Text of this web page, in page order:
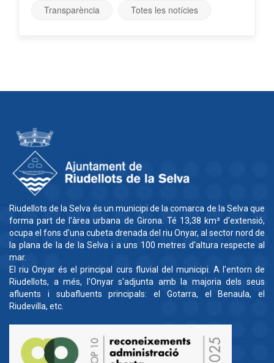
Transparència
Totes les notícies
Riudellots de la Selva és un municipi de la comarca de la Selva que
forma part de l'àrea urbana de Girona. Té 13,38 km² d'extensió,
ocupa el fons d'una cubeta drenada del riu Onyar, al sector nord de
la plana de la de la Selva i a uns 100 metres d'altura respecte al
mar.
El riu Onyar és el principal curs fluvial del municipi. A l'entorn de
Riudellots, a més, l'Onyar s'adjunta amb la majoria dels seus
afluents i subafluents principals: el Gotarra, el Benaula, el
Riudevilla, etc.